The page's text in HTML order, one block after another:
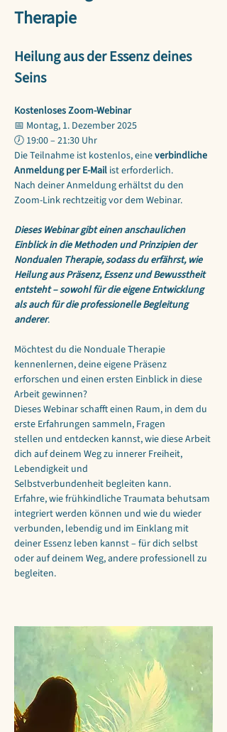
Therapie
Heilung aus der Essenz deines
Seins
Kostenloses Zoom-Webinar
📅 Montag, 1. Dezember 2025
🕖 19:00 – 21:30 Uhr
Die Teilnahme ist kostenlos, eine verbindliche
Anmeldung per E-Mail ist erforderlich.
Nach deiner Anmeldung erhältst du den
Zoom-Link rechtzeitig vor dem Webinar.
Dieses Webinar gibt einen anschaulichen
Einblick in die Methoden und Prinzipien der
Nondualen Therapie, sodass du erfährst, wie
Heilung aus Präsenz, Essenz und Bewusstheit
entsteht – sowohl für die eigene Entwicklung
als auch für die professionelle Begleitung
anderer.
Möchtest du die Nonduale Therapie
kennenlernen, deine eigene Präsenz
erforschen und einen ersten Einblick in diese
Arbeit gewinnen?
Dieses Webinar schafft einen Raum, in dem du
erste Erfahrungen sammeln, Fragen
stellen und entdecken kannst, wie diese Arbeit
dich auf deinem Weg zu innerer Freiheit,
Lebendigkeit und
Selbstverbundenheit begleiten kann.
Erfahre, wie frühkindliche Traumata behutsam
integriert werden können und wie du wieder
verbunden, lebendig und im Einklang mit
deiner Essenz leben kannst – für dich selbst
oder auf deinem Weg, andere professionell zu
begleiten.